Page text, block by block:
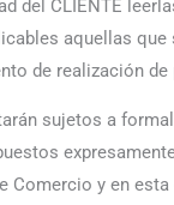
del CLIENTE
aquellas que
de realización de
sujetos a
Comercio y en